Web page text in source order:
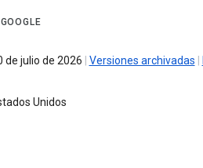
de julio de 2026 Versiones archivadas
Unidos